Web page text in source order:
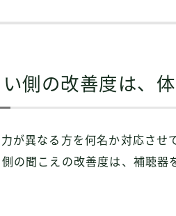
側の改善度は、
が異なる方を何名か対応させ
の聞こえの改善度は、補聴